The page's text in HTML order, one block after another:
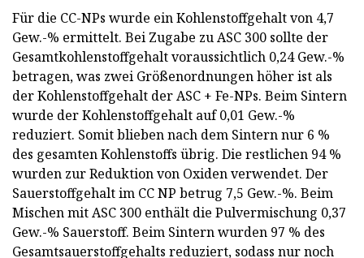
Für die CC-NPs wurde ein Kohlenstoffgehalt von 4,7
Gew.-% ermittelt. Bei Zugabe zu ASC 300 sollte der
Gesamtkohlenstoffgehalt voraussichtlich 0,24 Gew.-%
betragen, was zwei Größenordnungen höher ist als
der Kohlenstoffgehalt der ASC + Fe-NPs. Beim Sintern
wurde der Kohlenstoffgehalt auf 0,01 Gew.-%
reduziert. Somit blieben nach dem Sintern nur 6 %
des gesamten Kohlenstoffs übrig. Die restlichen 94 %
wurden zur Reduktion von Oxiden verwendet. Der
Sauerstoffgehalt im CC NP betrug 7,5 Gew.-%. Beim
Mischen mit ASC 300 enthält die Pulvermischung 0,37
Gew.-% Sauerstoff. Beim Sintern wurden 97 % des
Gesamtsauerstoffgehalts reduziert, sodass nur noch